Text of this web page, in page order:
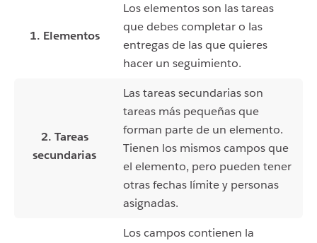
1. Elementos
Los elementos son las tareas
que debes completar o las
entregas de las que quieres
hacer un seguimiento.
2. Tareas
secundarias
Las tareas secundarias son
tareas más pequeñas que
forman parte de un elemento.
Tienen los mismos campos que
el elemento, pero pueden tener
otras fechas límite y personas
asignadas.
Los campos contienen la